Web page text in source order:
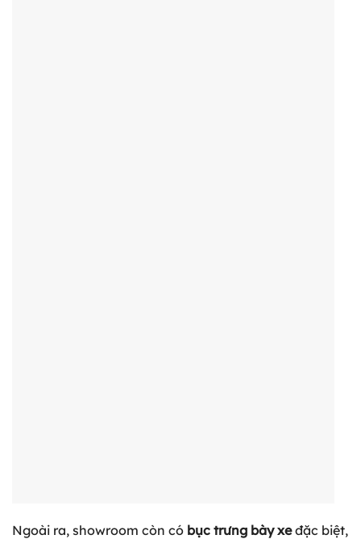
Ngoài ra, showroom còn có bục trưng bày xeđặc biệt,